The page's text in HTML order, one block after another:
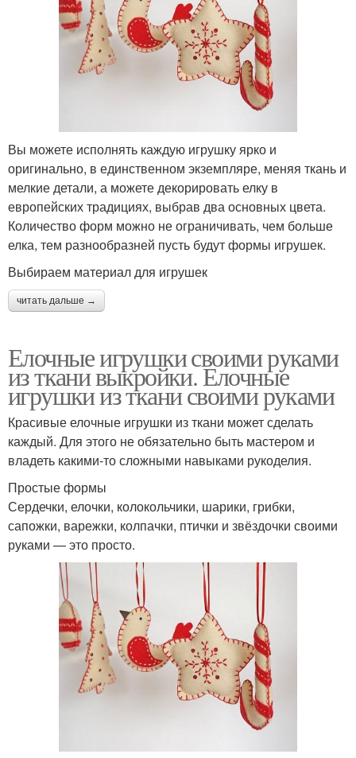
Вы можете исполнять каждую игрушку ярко и
оригинально, в единственном экземпляре, меняя ткань и
мелкие детали, а можете декорировать елку в
европейских традициях, выбрав два основных цвета.
Количество форм можно не ограничивать, чем больше
елка, тем разнообразней пусть будут формы игрушек.
Выбираем материал для игрушек
читать дальше →
Елочные игрушки своими руками
из ткани выкройки. Елочные
игрушки из ткани своими руками
Красивые елочные игрушки из ткани может сделать
каждый. Для этого не обязательно быть мастером и
владеть какими-то сложными навыками рукоделия.
Простые формы
Сердечки, елочки, колокольчики, шарики, грибки,
сапожки, варежки, колпачки, птички и звёздочки своими
руками — это просто.